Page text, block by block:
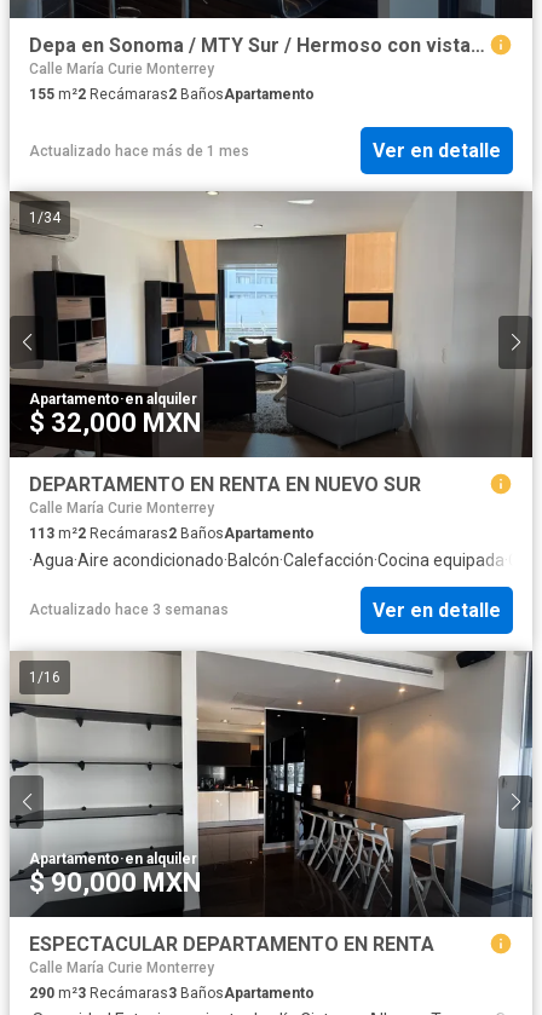
Depa en Sonoma / MTY Sur / Hermoso con vistas impresionantes !
Calle María Curie Monterrey
155 m²2 Recámaras2 BañosApartamento
Actualizado hace más de 1 mes Ver en detalle
1 /34
Apartamento·en alquiler
$ 32,000 MXN
DEPARTAMENTO EN RENTA EN NUEVO SUR
Calle María Curie Monterrey
113 m²2 Recámaras2 BañosApartamento
·Agua·Aire acondicionado·Balcón·Calefacción·Cocina equipada·
Actualizado hace 3 semanas Ver en detalle
1 /16
Apartamento·en alquiler
$ 90,000 MXN
ESPECTACULAR DEPARTAMENTO EN RENTA
Calle María Curie Monterrey
290 m²3 Recámaras3 BañosApartamento